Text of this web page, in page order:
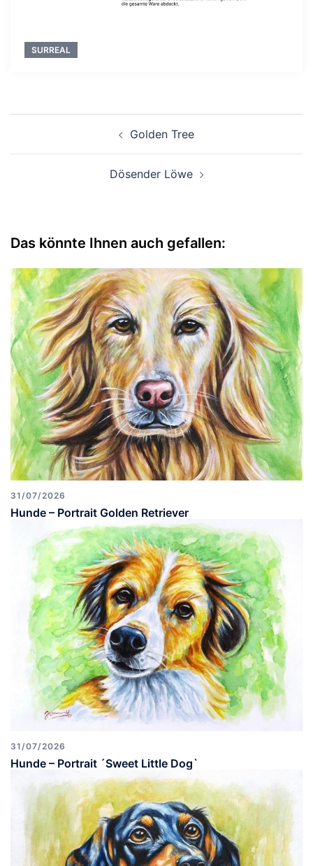
SURREAL
Golden Tree
Dösender Löwe
Das könnte Ihnen auch gefallen:
31/07/2026
Hunde – Portrait Golden Retriever
31/07/2026
Hunde – Portrait ´Sweet Little Dog`